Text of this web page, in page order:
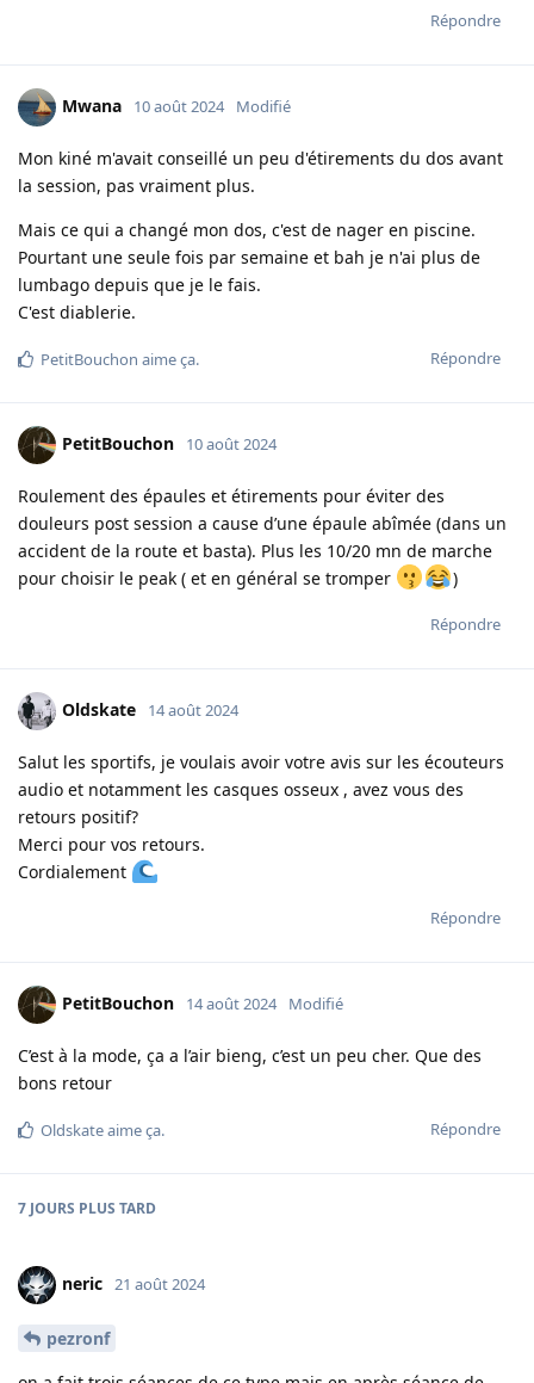
Répondre
Mwana 10 août 2024 Modifié
Mon kiné m'avait conseillé un peu d'étirements du dos avant
la session, pas vraiment plus.
Mais ce qui a changé mon dos, c'est de nager en piscine.
Pourtant une seule fois par semaine et bah je n'ai plus de
lumbago depuis que je le fais.
C'est diablerie.
Répondre
PetitBouchon aime ça.
PetitBouchon 10 août 2024
Roulement des épaules et étirements pour éviter des
douleurs post session a cause d’une épaule abîmée (dans un
accident de la route et basta). Plus les 10/20 mn de marche
pour choisir le peak ( et en général se tromper
)
Répondre
Oldskate 14 août 2024
Salut les sportifs, je voulais avoir votre avis sur les écouteurs
audio et notamment les casques osseux , avez vous des
retours positif?
Merci pour vos retours.
Cordialement
Répondre
PetitBouchon 14 août 2024 Modifié
C’est à la mode, ça a l’air bieng, c’est un peu cher. Que des
bons retour
Répondre
Oldskateaime ça.
7 JOURS PLUS TARD
neric 21 août 2024
pezronf